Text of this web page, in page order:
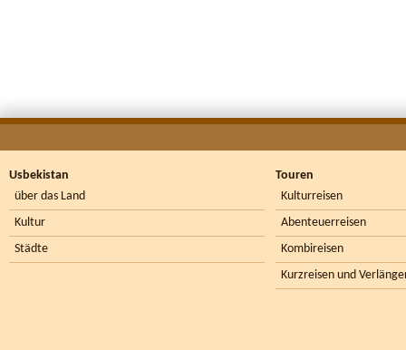
Usbekistan
über das Land
Kultur
Städte
Touren
Kulturreisen
Abenteuerreisen
Kombireisen
Kurzreisen und